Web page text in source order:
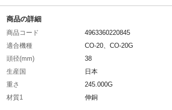
商品の詳細
商品コード
4963360220845
適合機種
CO-20、CO-20G
頭径(mm)
38
生産国
日本
重さ
245.000G
材質1
伸銅